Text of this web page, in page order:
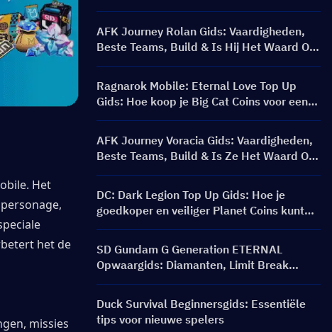
Het
het de
missies
AFK Journey Rolan Gids: Vaardigheden,
Beste Teams, Build & Is Hij Het Waard Om
Te Pulleren?
Ragnarok Mobile: Eternal Love Top Up
Gids: Hoe koop je Big Cat Coins voor een
betere prijs?
AFK Journey Voracia Gids: Vaardigheden,
Beste Teams, Build & Is Ze Het Waard Om
Te Puller?
DC: Dark Legion Top Up Gids: Hoe je
goedkoper en veiliger Planet Coins kunt
kopen
SD Gundam G Generation ETERNAL
Opwaargids: Diamanten, Limit Break
Packs, Prijzen en Opwaardeermethoden
Duck Survival Beginnersgids: Essentiële
tips voor nieuwe spelers